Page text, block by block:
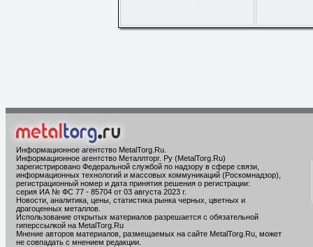
Информационное агентство MetalTorg.Ru
Информационное агентство Металлторг. Ру (MetalTorg.Ru)
зарегистрировано Федеральной службой по надзору в сфере связи,
информационных технологий и массовых коммуникаций (Роскомнадзор),
регистрационный номер и дата принятия решения о регистрации:
серия ИА № ФС 77 - 85704 от 03 августа 2023 г.
Новости, аналитика, цены, статистика рынка черных, цветных и
драгоценных металлов.
Использование открытых материалов разрешается с обязательной
гиперссылкой на MetalTorg.Ru
Мнение авторов материалов, размещаемых на сайте MetalTorg.Ru, может
не совпадать с мнением редакции.